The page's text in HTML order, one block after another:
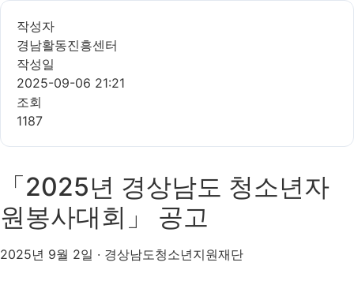
작성자
경남활동진흥센터
작성일
2025-09-06 21:21
조회
1187
「2025년 경상남도 청소년자
원봉사대회」 공고
2025년 9월 2일 · 경상남도청소년지원재단